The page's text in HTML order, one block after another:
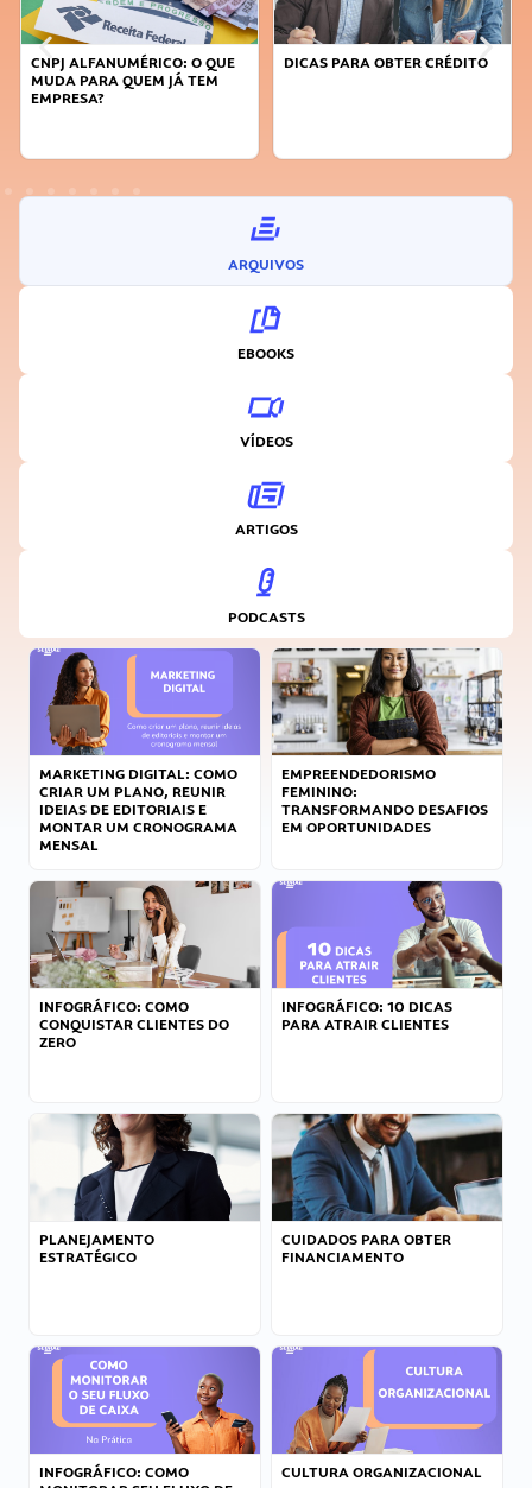
CNPJ ALFANUMÉRICO: O QUE
MUDA PARA QUEM JÁ TEM
EMPRESA?
DICAS PARA OBTER CRÉDITO
ARQUIVOS
EBOOKS
VÍDEOS
ARTIGOS
PODCASTS
MARKETING DIGITAL: COMO
CRIAR UM PLANO, REUNIR
IDEIAS DE EDITORIAIS E
MONTAR UM CRONOGRAMA
MENSAL
EMPREENDEDORISMO
FEMININO:
TRANSFORMANDO DESAFIOS
EM OPORTUNIDADES
INFOGRÁFICO: COMO
CONQUISTAR CLIENTES DO
ZERO
INFOGRÁFICO: 10 DICAS
PARA ATRAIR CLIENTES
PLANEJAMENTO
ESTRATÉGICO
CUIDADOS PARA OBTER
FINANCIAMENTO
INFOGRÁFICO: COMO
CULTURA ORGANIZACIONAL